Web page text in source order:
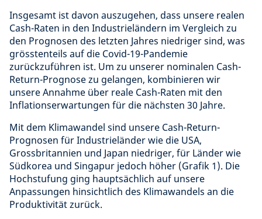
Insgesamt ist davon auszugehen, dass unsere realen
Cash-Raten in den Industrieländern im Vergleich zu
den Prognosen des letzten Jahres niedriger sind, was
grösstenteils auf die Covid-19-Pandemie
zurückzuführen ist. Um zu unserer nominalen Cash-
Return-Prognose zu gelangen, kombinieren wir
unsere Annahme über reale Cash-Raten mit den
Inflationserwartungen für die nächsten 30 Jahre.
Mit dem Klimawandel sind unsere Cash-Return-
Prognosen für Industrieländer wie die USA,
Grossbritannien und Japan niedriger, für Länder wie
Südkorea und Singapur jedoch höher (Grafik 1). Die
Hochstufung ging hauptsächlich auf unsere
Anpassungen hinsichtlich des Klimawandels an die
Produktivität zurück.